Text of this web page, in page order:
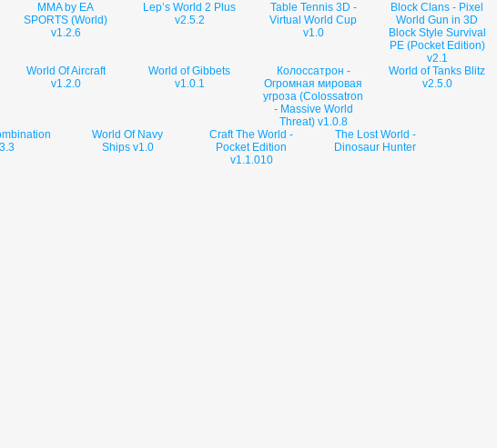
MMA by EA
SPORTS (World)
v1.2.6
Lep’s World 2 Plus
v2.5.2
Table Tennis 3D -
Virtual World Cup
v1.0
Block Clans - Pixel
World Gun in 3D
Block Style Survival
PE (Pocket Edition)
v2.1
World Of Aircraft
v1.2.0
World of Gibbets
v1.0.1
Колоссатрон -
Огромная мировая
угроза (Colossatron
- Massive World
Threat) v1.0.8
World of Tanks Blitz
v2.5.0
World Of Navy
Ships v1.0
Craft The World -
Pocket Edition
v1.1.010
The Lost World -
Dinosaur Hunter